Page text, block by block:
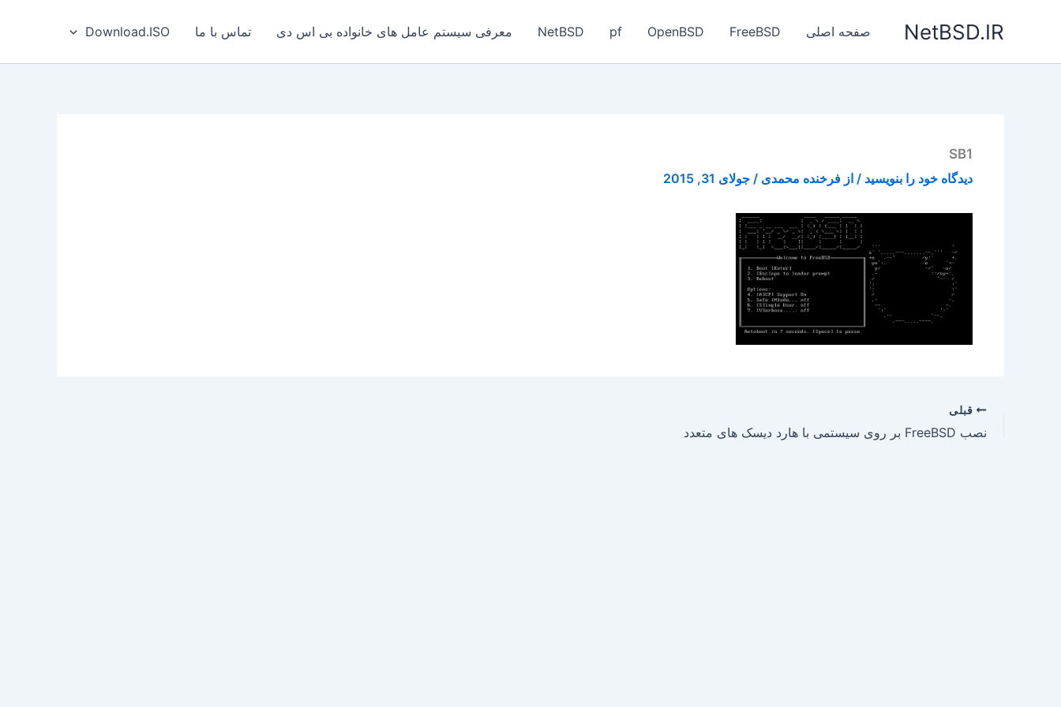
NetBSD.IR صفحه اصلی FreeBSD
OpenBSD
pf
NetBSD معرفی سیستم عامل های خانواده بی‌ اس‌ دی تماس با ما Download.ISO
SB1
دیدگاه‌ خود را بنویسید / از فرخنده محمدی / جولای 31, 2015
قبلی
نصب FreeBSD بر روی سیستمی با هارد دیسک های متعدد